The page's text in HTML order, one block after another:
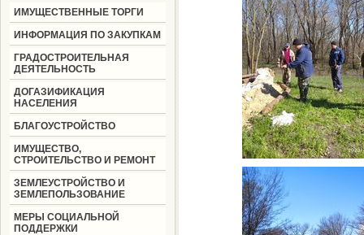
ИМУЩЕСТВЕННЫЕ ТОРГИ
ИНФОРМАЦИЯ ПО ЗАКУПКАМ
ГРАДОСТРОИТЕЛЬНАЯ
ДЕЯТЕЛЬНОСТЬ
ДОГАЗИФИКАЦИЯ
НАСЕЛЕНИЯ
БЛАГОУСТРОЙСТВО
ИМУЩЕСТВО,
СТРОИТЕЛЬСТВО И РЕМОНТ
ЗЕМЛЕУСТРОЙСТВО И
ЗЕМЛЕПОЛЬЗОВАНИЕ
МЕРЫ СОЦИАЛЬНОЙ
ПОДДЕРЖКИ